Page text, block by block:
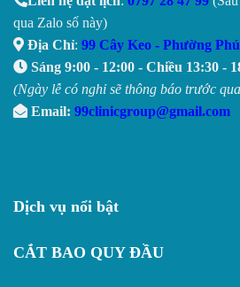
qua Zalo số này)
Địa Chỉ: 99 Cây Keo - Phường
Sáng 9:00 - 12:00 - Chiều 13:30 -
(Ngày lễ có nghỉ sẽ thông báo trước qua
Email: 99clinicgroup@gmail.com
Dịch vụ nổi bật
CẮT BAO QUY ĐẦU